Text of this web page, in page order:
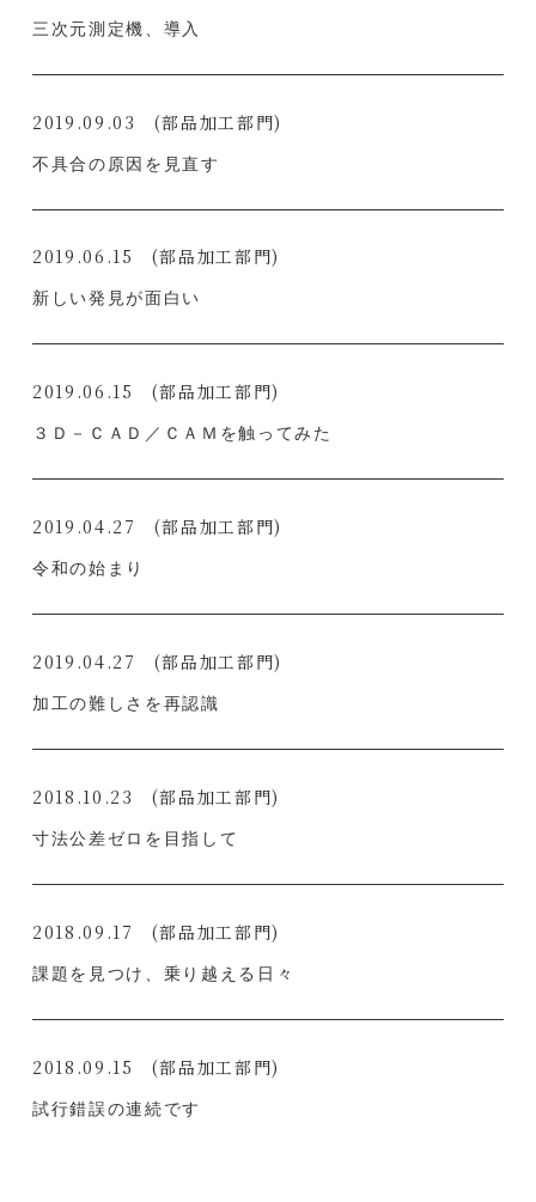
三次元測定機、導入
2019.09.03 (部品加工部門)
不具合の原因を見直す
2019.06.15 (部品加工部門)
新しい発見が面白い
2019.06.15 (部品加工部門)
３Ｄ－ＣＡＤ／ＣＡＭを触ってみた
2019.04.27 (部品加工部門)
令和の始まり
2019.04.27 (部品加工部門)
加工の難しさを再認識
2018.10.23 (部品加工部門)
寸法公差ゼロを目指して
2018.09.17 (部品加工部門)
課題を見つけ、乗り越える日々
2018.09.15 (部品加工部門)
試行錯誤の連続です